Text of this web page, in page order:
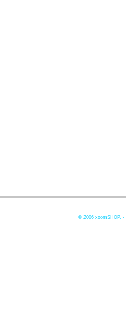
© 2006 xoomSHOP. -